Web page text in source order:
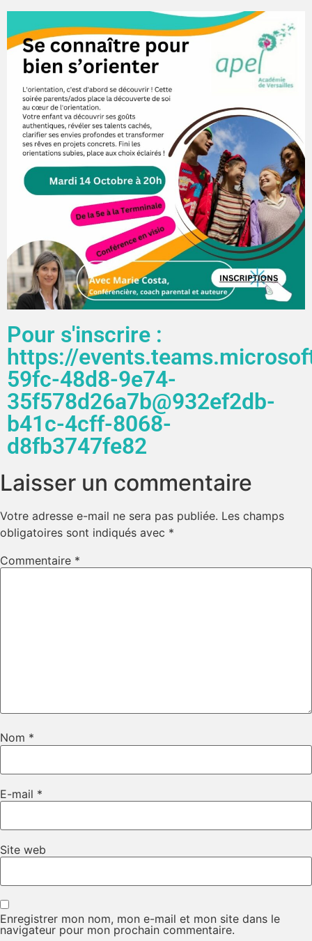
Pour s'inscrire :
https://
59fc-48d8-9e74-
35f578d26a7b@932ef2db-
b41c-4cff-8068-
d8fb3747fe82
Laisser un commentaire
Votre adresse e-mail ne sera pas publiée. Les champs
obligatoires sont indiqués avec *
Commentaire *
Nom *
E-mail *
Site web
Enregistrer mon nom, mon e-mail et mon site dans le
navigateur pour mon prochain commentaire.